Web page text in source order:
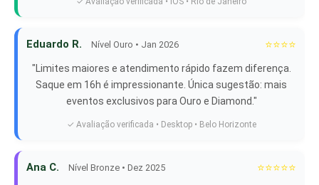
Eduardo R. Nível Ouro • Jan 2026 ⭐⭐⭐⭐
"Limites maiores e atendimento rápido fazem diferença.
Saque em 16h é impressionante. Única sugestão: mais
eventos exclusivos para Ouro e Diamond."
✓ Avaliação verificada • Desktop • Belo Horizonte
Ana C. Nível Bronze • Dez 2025 ⭐⭐⭐⭐⭐